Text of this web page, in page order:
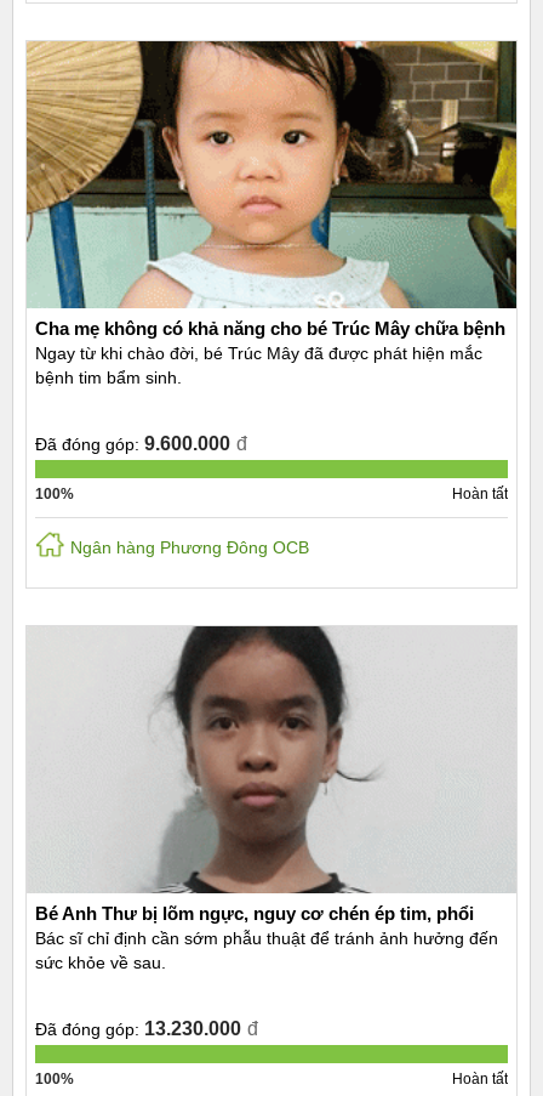
Cha mẹ không có khả năng cho bé Trúc Mây chữa bệnh
Ngay từ khi chào đời, bé Trúc Mây đã được phát hiện mắc
bệnh tim bẩm sinh.
Đã đóng góp: 9.600.000 đ
100% Hoàn tất
Ngân hàng Phương Đông OCB
Bé Anh Thư bị lõm ngực, nguy cơ chén ép tim, phổi
Bác sĩ chỉ định cần sớm phẫu thuật để tránh ảnh hưởng đến
sức khỏe về sau.
Đã đóng góp: 13.230.000 đ
100% Hoàn tất